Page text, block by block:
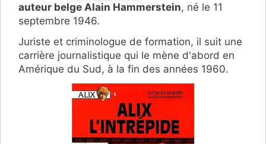
auteur belge Alain Hammerstein, né le 11
septembre 1946.
Juriste et criminologue de formation, il suit une
carrière journalistique qui le mène d'abord en
Amérique du Sud, à la fin des années 1960.